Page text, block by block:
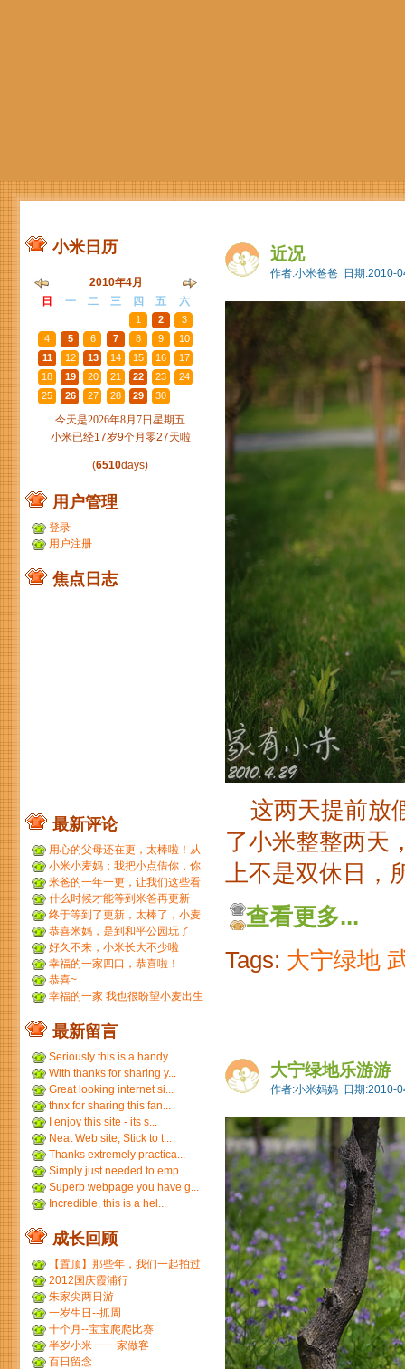
近况
作者:小米爸爸 日期:2010-
这两天提前放
了小米整整两天
上不是双休日，
查看更多...
Tags: 大宁绿地
大宁绿地乐游游
作者:小米妈妈 日期:2010-
小米日历
2010年4月
日
一 二 三 四 五 六
1 2
3
4
5 6 7 8 9
10
11
12 13 14 15 16
17
18
19 20 21 22 23
24
25
26 27 28 29 30
今天是2026年8月7日星期五
小米已经17岁9个月零27天啦
(6510days)
用户管理
登录
用户注册
焦点日志
最新评论
用心的父母还在更，太棒啦！从
小米到小麦，好温暖 ...
小米小麦妈：我把小点借你，你
那裙子借我们，呵呵呵。...
米爸的一年一更，让我们这些看
友等的好久，小米都长得...
什么时候才能等到米爸再更新
呢？
终于等到了更新，太棒了，小麦
和小米小时候一个模子刻...
恭喜米妈，是到和平公园玩了
吗？ ...
好久不来，小米长大不少啦
幸福的一家四口，恭喜啦！
恭喜~
幸福的一家 我也很盼望小麦出生
最新留言
Seriously this is a handy...
With thanks for sharing y...
Great looking internet si...
thnx for sharing this fan...
I enjoy this site - its s...
Neat Web site, Stick to t...
Thanks extremely practica...
Simply just needed to emp...
Superb webpage you have g...
Incredible, this is a hel...
成长回顾
【置顶】那些年，我们一起拍过
的胶片...
2012国庆霞浦行
朱家尖两日游
一岁生日--抓周
十个月--宝宝爬爬比赛
半岁小米 一一家做客
百日留念